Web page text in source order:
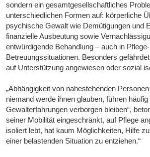
sondern ein gesamtgesellschaftliches
unterschiedlichen Formen auf: körperliche
psychische Gewalt wie Demütigungen und
finanzielle Ausbeutung sowie
entwürdigende Behandlung – auch in
Betreuungssituationen. Besonders
auf Unterstützung angewiesen oder sozial
„Abhängigkeit von nahestehenden
niemand werde ihnen glauben, führen
Gewalterfahrungen verborgen bleiben“,
seiner Mobilität eingeschränkt, auf Pflege
isoliert lebt, hat kaum Möglichkeiten, Hilfe
einer belastenden Situation zu entziehen.“